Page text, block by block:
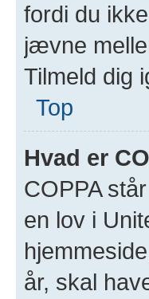
fordi du
jævne
Tilmeld dig
Top
Hvad er
COPPA
en lov i
år, skal